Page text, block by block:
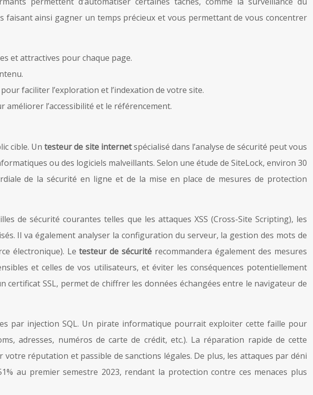
faisant ainsi gagner un temps précieux et vous permettant de vous concentrer
et attractives pour chaque page.
faciliter l’exploration et l’indexation de votre site.
l’accessibilité et le référencement.
cible. Untesteur de site internetspécialisé dans l’analyse de sécurité peut vous
ou des logiciels malveillants. Selon une étude de SiteLock, environ 30
de la sécurité en ligne et de la mise en place de mesures de protection
de sécurité courantes telles que les attaques XSS (Cross-Site Scripting), les
Il va également analyser la configuration du serveur, la gestion des mots de
électronique). Letesteur de sécurité recommandera également des mesures
et celles de vos utilisateurs, et éviter les conséquences potentiellement
certificat SSL, permet de chiffrer les données échangées entre le navigateur de
par injection SQL. Un pirate informatique pourrait exploiter cette faille pour
adresses, numéros de carte de crédit, etc.). La réparation rapide de cette
réputation et passible de sanctions légales. De plus, les attaques par déni
au premier semestre 2023, rendant la protection contre ces menaces plus